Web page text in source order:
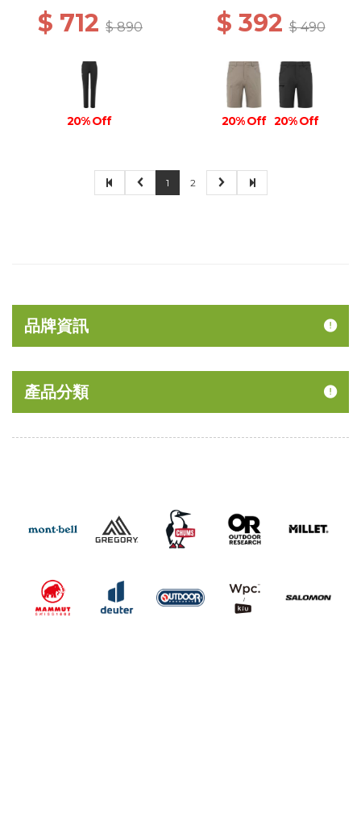
$ 712 $ 890
20% Off
$ 392$ 490
20% Off 20% Off
1 2
品牌資訊
產品分類